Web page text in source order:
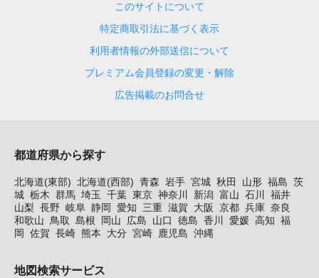
このサイトについて
特定商取引法に基づく表示
利用者情報の外部送信について
プレミアム会員登録の変更・解除
広告掲載のお問合せ
都道府県から探す
北海道(東部) 北海道(西部) 青森 岩手 宮城 秋田 山形 福島 茨
城 栃木 群馬 埼玉 千葉 東京 神奈川 新潟 富山 石川
福井
山梨 長野 岐阜 静岡 愛知 三重 滋賀 大阪 京都 兵庫 奈良
和歌山
鳥取 島根 岡山 広島 山口 徳島 香川 愛媛 高知 福
岡
佐賀 長崎 熊本 大分 宮崎 鹿児島 沖縄
地図検索サービス